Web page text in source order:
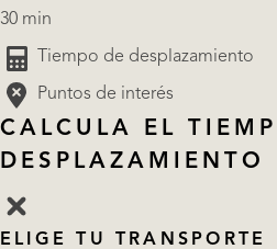
30 min
Tiempo de desplazamiento
Puntos de interés
CALCULA EL
DESPLAZAMIENTO
ELIGE TU TRANSPORTE